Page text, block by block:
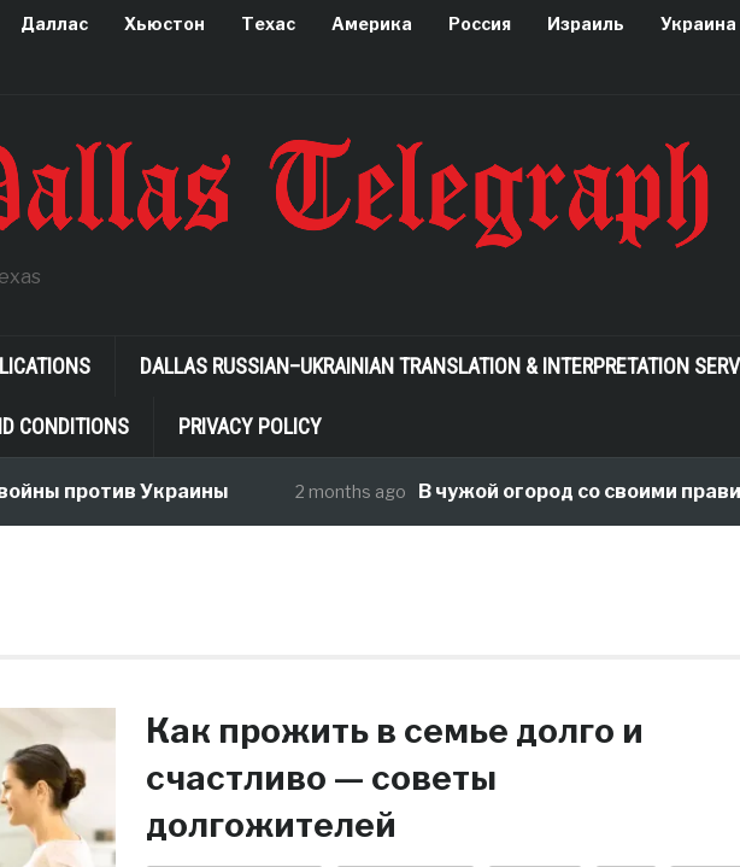
Даллас Хьюстон Техас Америка Россия Израиль Украина
DALLAS RUSSIAN–UKRAINIAN TRANSLATION & INTERPRETATION
CONDITIONS PRIVACY POLICY
Украины 2 months ago В чужой огород со своими правилами,
Как прожить в семье долго и
счастливо — советы
долгожителей